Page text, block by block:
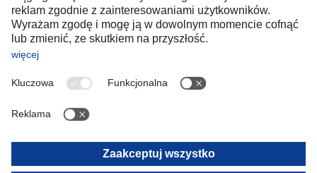
Spain
Sweden
Switzerland
OCEANIA